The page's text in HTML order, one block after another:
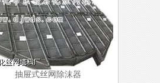
抽屉式丝网除沫器